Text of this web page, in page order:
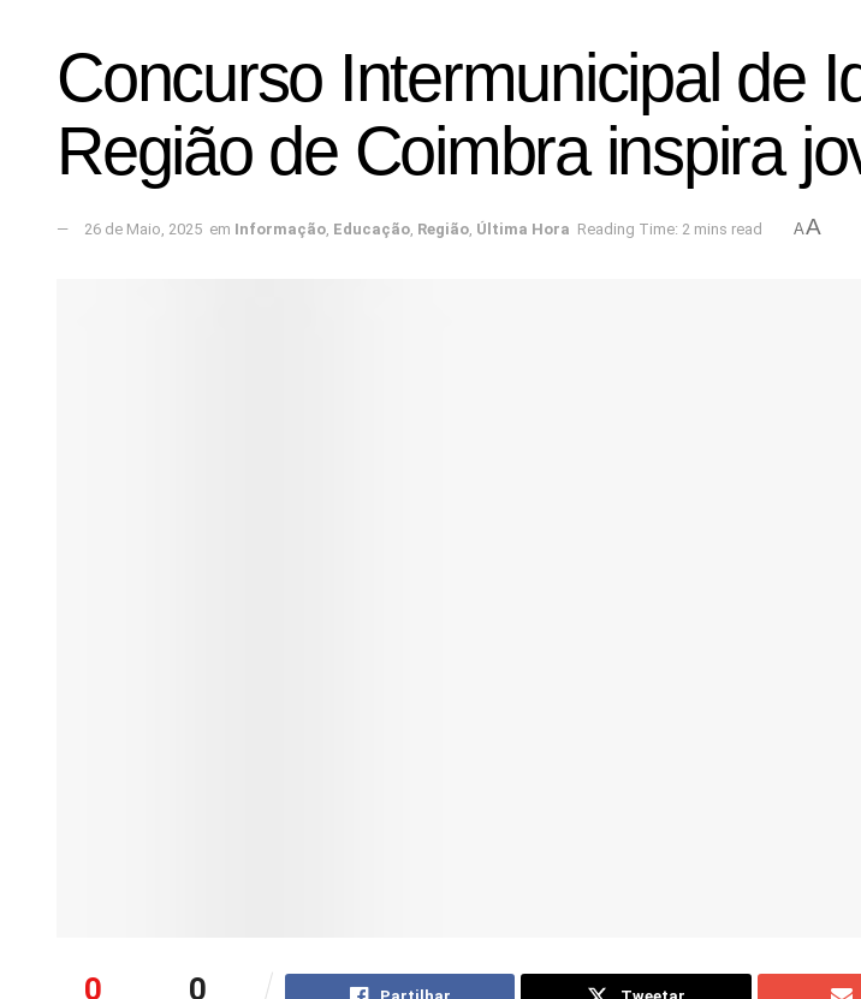
Concurso Intermunicipal de
Região de Coimbra inspira
26 de Maio, 2025 em Informação, Educação, Região, Última Hora Reading Time: 2 mins read AA
0 0